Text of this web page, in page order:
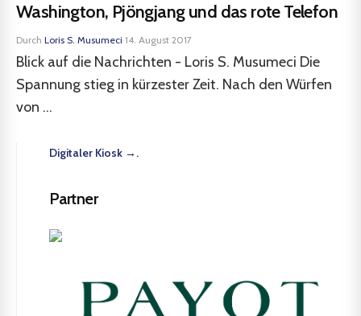
Washington, Pjöngjang und das rote Telefon
Durch Loris S. Musumeci·14. August 2017
Blick auf die Nachrichten - Loris S. Musumeci Die
Spannung stieg in kürzester Zeit. Nach den Würfen
von ...
Digitaler Kiosk →.
Partner